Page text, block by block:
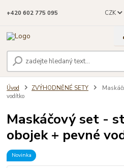
CZK
+420 602 775 095
Úvod ZVÝHODNĚNÉ SETY
vodítko
Maskáčový set -
obojek + pevné
Novinka